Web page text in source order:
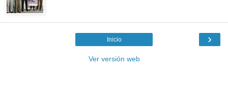
›
Inicio
Ver versión web